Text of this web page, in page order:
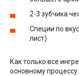
2-3 зубчика
Специи по
лист)
Как только все
основному